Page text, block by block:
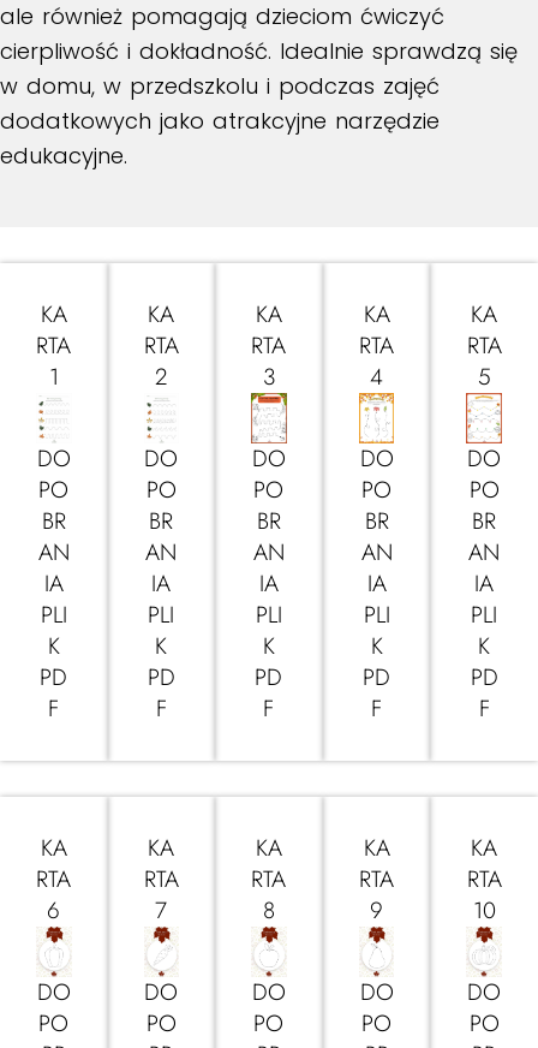
ale również pomagają dzieciom ćwiczyć
cierpliwość i dokładność. Idealnie sprawdzą się
w domu, w przedszkolu i podczas zajęć
dodatkowych jako atrakcyjne narzędzie
edukacyjne.
KA
RTA
1
DO
PO
BR
AN
IA
PLI
K
PD
F
KA
RTA
2
DO
PO
BR
AN
IA
PLI
K
PD
F
KA
RTA
3
DO
PO
BR
AN
IA
PLI
K
PD
F
KA
RTA
4
DO
PO
BR
AN
IA
PLI
K
PD
F
KA
RTA
5
DO
PO
BR
AN
IA
PLI
K
PD
F
KA
RTA
6
DO
PO
KA
RTA
7
DO
PO
KA
RTA
8
DO
PO
KA
RTA
9
DO
PO
KA
RTA
10
DO
PO